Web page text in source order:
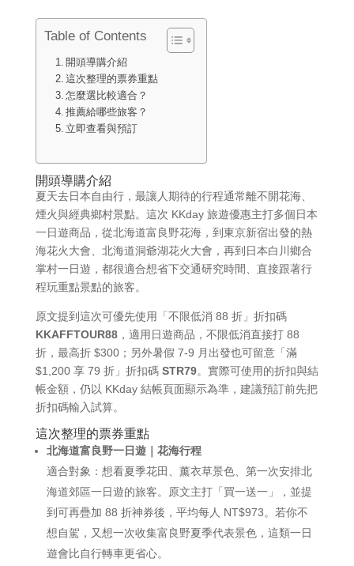
Table of Contents
開頭導購介紹
這次整理的票券重點
怎麼選比較適合？
推薦給哪些旅客？
立即查看與預訂
開頭導購介紹
夏天去日本自由行，最讓人期待的行程通常離不開花海、
煙火與經典鄉村景點。這次 KKday 旅遊優惠主打多個日本
一日遊商品，從北海道富良野花海，到東京新宿出發的熱
海花火大會、北海道洞爺湖花火大會，再到日本白川鄉合
掌村一日遊，都很適合想省下交通研究時間、直接跟著行
程玩重點景點的旅客。
原文提到這次可優先使用「不限低消 88 折」折扣碼
KKAFFTOUR88，適用日遊商品，不限低消直接打 88
折，最高折 $300；另外暑假 7-9 月出發也可留意「滿
$1,200 享 79 折」折扣碼 STR79。實際可使用的折扣與結
帳金額，仍以 KKday 結帳頁面顯示為準，建議預訂前先把
折扣碼輸入試算。
這次整理的票券重點
北海道富良野一日遊｜花海行程
適合對象：想看夏季花田、薰衣草景色、第一次安排北
海道郊區一日遊的旅客。原文主打「買一送一」，並提
到可再疊加 88 折神券後，平均每人 NT$973。若你不
想自駕，又想一次收集富良野夏季代表景色，這類一日
遊會比自行轉車更省心。